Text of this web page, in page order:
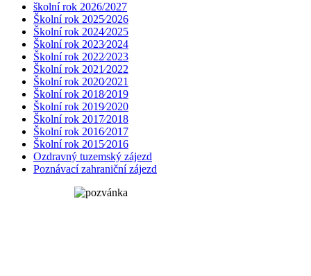
školní rok 2026/2027
Školní rok 2025⁄2026
Školní rok 2024⁄2025
Školní rok 2023⁄2024
Školní rok 2022⁄2023
Školní rok 2021⁄2022
Školní rok 2020⁄2021
Školní rok 2018⁄2019
Školní rok 2019⁄2020
Školní rok 2017⁄2018
Školní rok 2016⁄2017
Školní rok 2015⁄2016
Ozdravný tuzemský zájezd
Poznávací zahraniční zájezd